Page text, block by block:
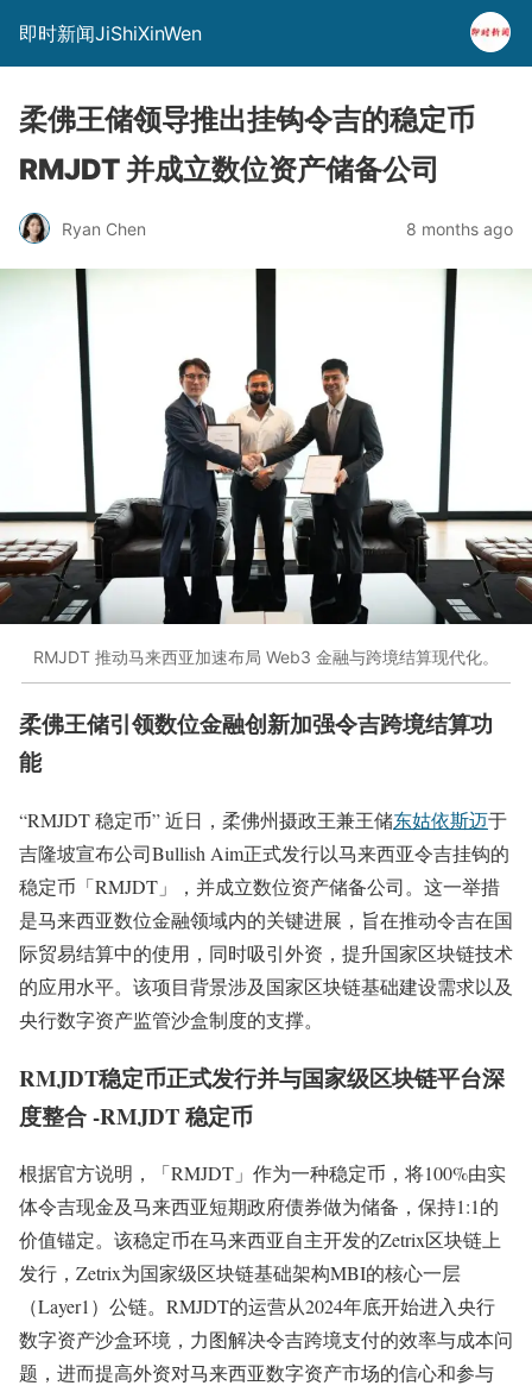
即时新闻JiShiXinWen
柔佛王储领导推出挂钩令吉的稳定币
RMJDT 并成立数位资产储备公司
Ryan Chen 8 months ago
RMJDT 推动马来西亚加速布局 Web3 金融与跨境结算现代化。
柔佛王储引领数位金融创新加强令吉跨境结算功
能
“RMJDT 稳定币” 近日，柔佛州摄政王兼王储东姑依斯迈于
吉隆坡宣布公司Bullish Aim正式发行以马来西亚令吉挂钩的
稳定币「RMJDT」，并成立数位资产储备公司。这一举措
是马来西亚数位金融领域内的关键进展，旨在推动令吉在国
际贸易结算中的使用，同时吸引外资，提升国家区块链技术
的应用水平。该项目背景涉及国家区块链基础建设需求以及
央行数字资产监管沙盒制度的支撑。
RMJDT稳定币正式发行并与国家级区块链平台深
度整合 -RMJDT 稳定币
根据官方说明，「RMJDT」作为一种稳定币，将100%由实
体令吉现金及马来西亚短期政府债券做为储备，保持1:1的
价值锚定。该稳定币在马来西亚自主开发的Zetrix区块链上
发行，Zetrix为国家级区块链基础架构MBI的核心一层
（Layer1）公链。RMJDT的运营从2024年底开始进入央行
数字资产沙盒环境，力图解决令吉跨境支付的效率与成本问
题，进而提高外资对马来西亚数字资产市场的信心和参与